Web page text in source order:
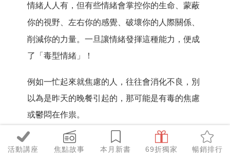
活動講座 焦點故事 本月新書 69折獨家 暢銷排行
情緒人人有，但有些情緒會掌控你的生命、蒙蔽
你的視野、左右你的感覺、 破壞你的人際關係、
削減你的力量。 一旦讓情緒發揮這種能力，便成
了「毒型情緒」！
例如一忙起來就焦慮的人，往往會消化不良，別
以為是昨天的晚餐引起的，那可能是有毒的焦慮
或鬱悶在作祟。
「生活裡有壓力」不等於「有壓力的生活」。前